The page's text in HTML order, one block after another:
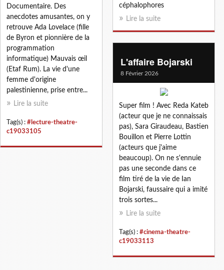
céphalophores
Lire la suite
Documentaire. Des
anecdotes amusantes, on y
retrouve Ada Lovelace (fille
de Byron et pionnière de la
programmation
informatique) Mauvais œil
(Etaf Rum). La vie d'une
femme d'origine
palestinienne, prise entre...
Lire la suite
Tag(s) : #lecture-theatre-
c19033105
L'affaire Bojarski
8 Février 2026
Super film ! Avec Reda Kateb
(acteur que je ne connaissais
pas), Sara Giraudeau, Bastien
Bouillon et Pierre Lottin
(acteurs que j'aime
beaucoup). On ne s'ennuie
pas une seconde dans ce
film tiré de la vie de Ian
Bojarski, faussaire qui a imité
trois sortes...
Lire la suite
Tag(s) : #cinema-theatre-
c19033113